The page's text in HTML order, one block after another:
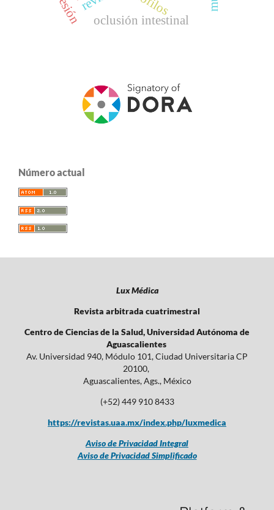
oclusión intestinal
Número actual
Lux Médica
Revista arbitrada cuatrimestral
Centro de Ciencias de la Salud, Universidad Autónoma de
Aguascalientes
Av. Universidad 940, Módulo 101, Ciudad Universitaria CP
20100,
Aguascalientes, Ags., México
(+52) 449 910 8433
https://revistas.uaa.mx/index.php/luxmedica
Aviso de Privacidad Integral
Aviso de Privacidad Simplificado